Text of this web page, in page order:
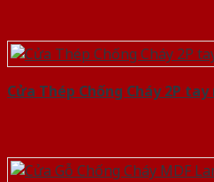
Cửa Thép Chống Cháy 2P tay